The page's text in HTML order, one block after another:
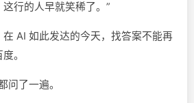
行的人早就笑稀了。”
AI 如此发达的今天，找答案不能再
。
问了一遍。